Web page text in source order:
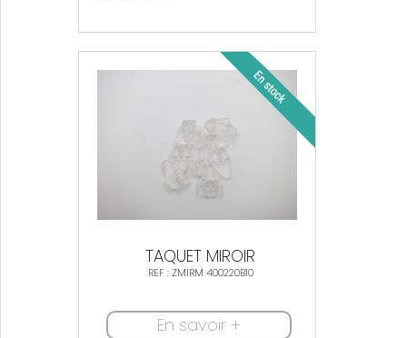
TAQUET MIROIR
REF : ZMIRM 400220B10
En savoir +